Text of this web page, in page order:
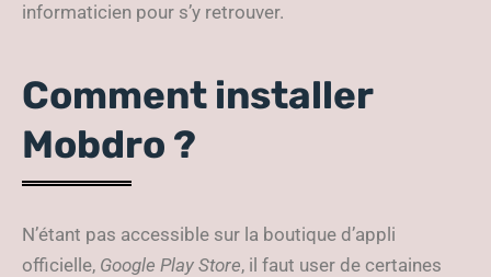
informaticien pour s’y retrouver.
Comment installer
Mobdro ?
N’étant pas accessible sur la boutique d’appli
officielle, Google Play Store, il faut user de certaines